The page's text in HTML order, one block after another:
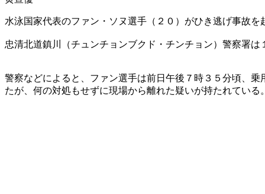
水泳国家代表のファン・ソヌ選手（２０）がひき逃げ事故
忠清北道鎮川（チュンチョンブクド・チンチョン）警察署
警察などによると、ファン選手は前日午後７時３５分頃、
たが、何の対処もせずに現場から離れた疑いが持たれている